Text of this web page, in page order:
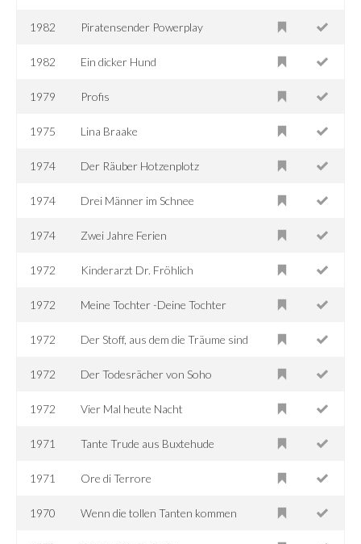
1982 Piratensender Powerplay
1982 Ein dicker Hund
1979 Profis
1975 Lina Braake
1974 Der Räuber Hotzenplotz
1974 Drei Männer im Schnee
1974 Zwei Jahre Ferien
1972 Kinderarzt Dr. Fröhlich
1972 Meine Tochter -Deine Tochter
1972 Der Stoff, aus dem die Träume sind
1972 Der Todesrächer von Soho
1972 Vier Mal heute Nacht
1971 Tante Trude aus Buxtehude
1971 Ore di Terrore
1970 Wenn die tollen Tanten kommen